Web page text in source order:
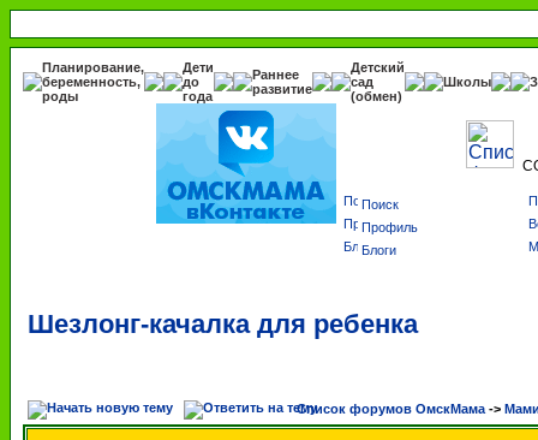
Планирование,
беременность,
роды
Дети
до
года
Раннее
развитие
Детский
сад
(обмен)
Школы
Поиск
Профиль
Блоги
Шезлонг-качалка для ребенка
Список форумов ОмскМама ->